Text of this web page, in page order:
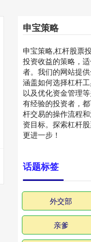
申宝策略
申宝策略,杠杆股票
投资收益的策略，
者。我们的网站提
涵盖如何选择杠杆
以及优化资金管理
有经验的投资者，
杆交易的操作流程
资目标。探索杠杆
更进一步！
话题标签
外交部
亲爹